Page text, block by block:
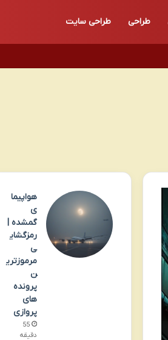
طراحی طراحی سایت
هواپیما
ی
گمشده |
رمزگشای
ی
مرموزتری
ن
پرونده
های
پروازی
55
دقیقه